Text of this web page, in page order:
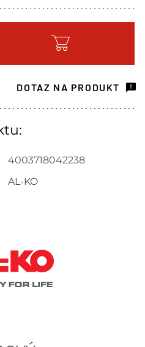
1 ks
DOTAZ NA PRODUKT
4003718042238
AL-KO